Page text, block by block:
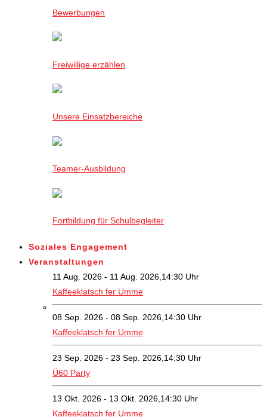
Bewerbungen
Freiwillige erzählen
Unsere Einsatzbereiche
Teamer-Ausbildung
Fortbildung für Schulbegleiter
Soziales Engagement
Veranstaltungen
11 Aug. 2026 - 11 Aug. 2026,14:30 Uhr
Kaffeeklatsch fer Umme
08 Sep. 2026 - 08 Sep. 2026,14:30 Uhr
Kaffeeklatsch fer Umme
23 Sep. 2026 - 23 Sep. 2026,14:30 Uhr
Ü60 Party
13 Okt. 2026 - 13 Okt. 2026,14:30 Uhr
Kaffeeklatsch fer Umme